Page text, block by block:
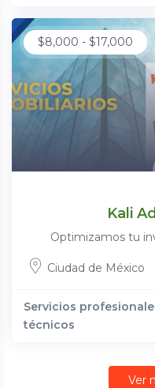
$8,000 - $17,000
Kali
Optimizamos tu
Ciudad de México
Servicios
técnicos
Ver